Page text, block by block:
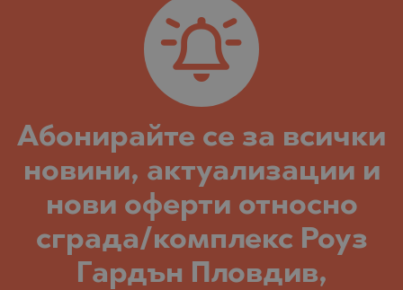
Абонирайте се за всички
новини, актуализации и
нови оферти относно
сграда/комплекс Роуз
Гардън Пловдив,